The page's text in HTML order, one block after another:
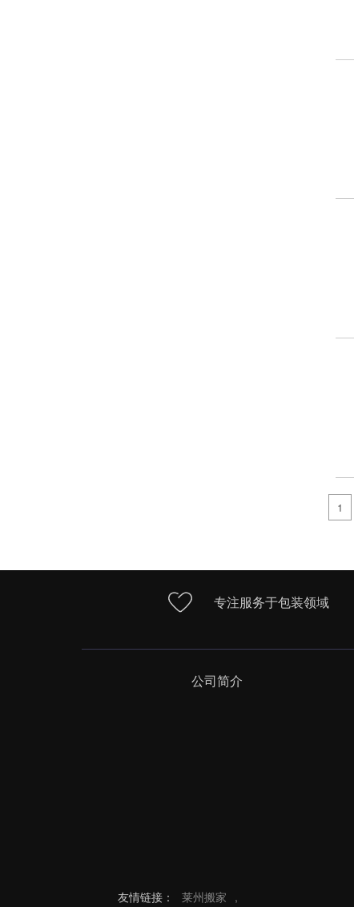
1
专注服务于包装领域
公司简介
友情链接： 莱州搬家 ,